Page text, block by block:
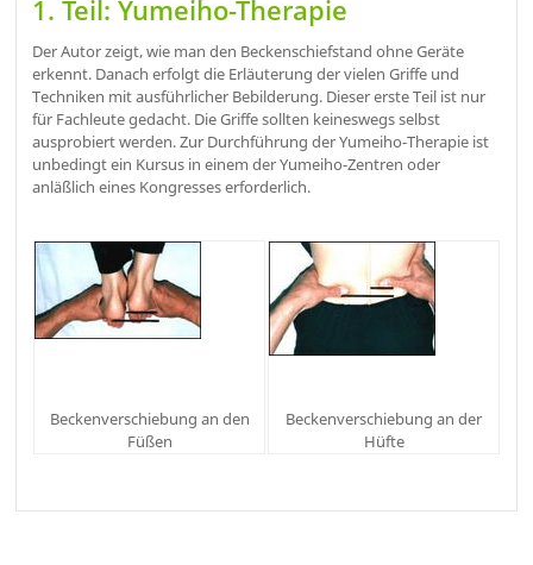
1. Teil: Yumeiho-Therapie
Der Autor zeigt, wie man den Beckenschiefstand ohne Geräte
erkennt. Danach erfolgt die Erläuterung der vielen Griffe und
Techniken mit ausführlicher Bebilderung. Dieser erste Teil ist nur
für Fachleute gedacht. Die Griffe sollten keineswegs selbst
ausprobiert werden. Zur Durchführung der Yumeiho-Therapie ist
unbedingt ein Kursus in einem der Yumeiho-Zentren oder
anläßlich eines Kongresses erforderlich.
Beckenverschiebung an den
Füßen
Beckenverschiebung an der
Hüfte